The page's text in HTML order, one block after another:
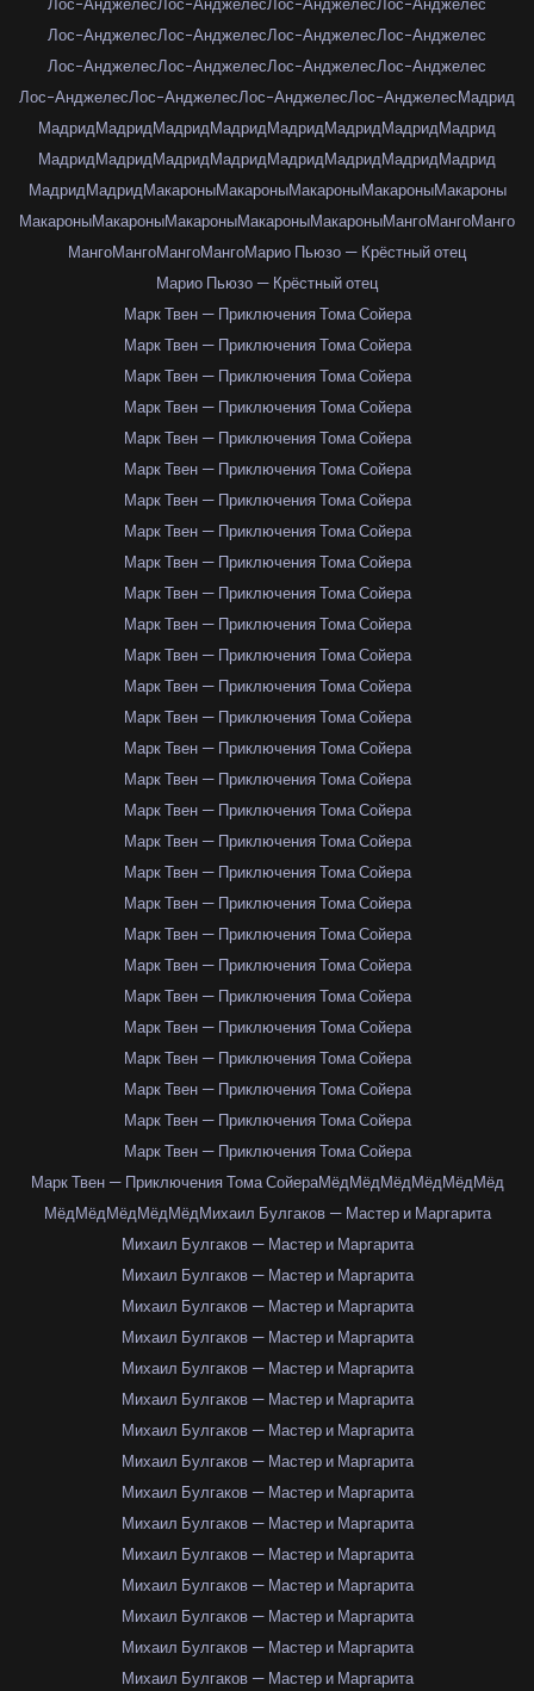
Лос-АнджелесЛос-АнджелесЛос-АнджелесЛос-Анджелес
Лос-АнджелесЛос-АнджелесЛос-АнджелесЛос-Анджелес
Лос-АнджелесЛос-АнджелесЛос-АнджелесЛос-Анджелес
Лос-АнджелесЛос-АнджелесЛос-АнджелесЛос-АнджелесМадрид
МадридМадридМадридМадридМадридМадридМадридМадрид
МадридМадридМадридМадридМадридМадридМадридМадрид
МадридМадридМакароныМакароныМакароныМакароныМакароны
МакароныМакароныМакароныМакароныМакароныМангоМангоМанго
МангоМангоМангоМангоМарио Пьюзо — Крёстный отец
Марио Пьюзо — Крёстный отец
Марк Твен — Приключения Тома Сойера
Марк Твен — Приключения Тома Сойера
Марк Твен — Приключения Тома Сойера
Марк Твен — Приключения Тома Сойера
Марк Твен — Приключения Тома Сойера
Марк Твен — Приключения Тома Сойера
Марк Твен — Приключения Тома Сойера
Марк Твен — Приключения Тома Сойера
Марк Твен — Приключения Тома Сойера
Марк Твен — Приключения Тома Сойера
Марк Твен — Приключения Тома Сойера
Марк Твен — Приключения Тома Сойера
Марк Твен — Приключения Тома Сойера
Марк Твен — Приключения Тома Сойера
Марк Твен — Приключения Тома Сойера
Марк Твен — Приключения Тома Сойера
Марк Твен — Приключения Тома Сойера
Марк Твен — Приключения Тома Сойера
Марк Твен — Приключения Тома Сойера
Марк Твен — Приключения Тома Сойера
Марк Твен — Приключения Тома Сойера
Марк Твен — Приключения Тома Сойера
Марк Твен — Приключения Тома Сойера
Марк Твен — Приключения Тома Сойера
Марк Твен — Приключения Тома Сойера
Марк Твен — Приключения Тома Сойера
Марк Твен — Приключения Тома Сойера
Марк Твен — Приключения Тома Сойера
Марк Твен — Приключения Тома СойераМёдМёдМёдМёдМёдМёд
МёдМёдМёдМёдМёдМихаил Булгаков — Мастер и Маргарита
Михаил Булгаков — Мастер и Маргарита
Михаил Булгаков — Мастер и Маргарита
Михаил Булгаков — Мастер и Маргарита
Михаил Булгаков — Мастер и Маргарита
Михаил Булгаков — Мастер и Маргарита
Михаил Булгаков — Мастер и Маргарита
Михаил Булгаков — Мастер и Маргарита
Михаил Булгаков — Мастер и Маргарита
Михаил Булгаков — Мастер и Маргарита
Михаил Булгаков — Мастер и Маргарита
Михаил Булгаков — Мастер и Маргарита
Михаил Булгаков — Мастер и Маргарита
Михаил Булгаков — Мастер и Маргарита
Михаил Булгаков — Мастер и Маргарита
Михаил Булгаков — Мастер и Маргарита